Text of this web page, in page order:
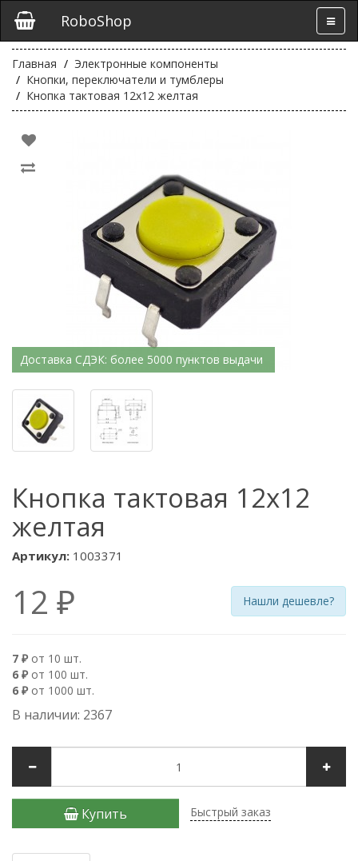
RoboShop
Главная
Электронные компоненты
Кнопки, переключатели и тумблеры
Кнопка тактовая 12х12 желтая
Доставка СДЭК: более 5000 пунктов выдачи
Кнопка тактовая 12х12
желтая
Артикул: 1003371
12 ₽ Нашли дешевле?
7 ₽ от 10 шт.
6 ₽ от 100 шт.
6 ₽ от 1000 шт.
В наличии: 2367
Купить Быстрый заказ